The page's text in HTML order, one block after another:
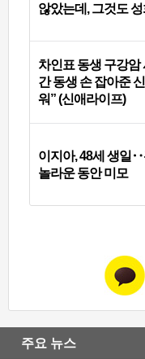
않았는데, 그것도
차인표 동생 구강암
간 동생 손 잡아준
워” (신애라이프)
이지아, 48세 생일
놀라운 동안 미모
주요 뉴스